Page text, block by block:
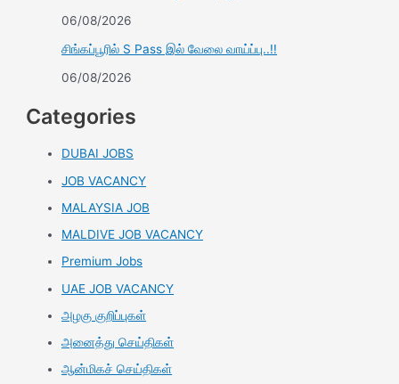
06/08/2026
சிங்கப்பூரில் S Pass இல் வேலை வாய்ப்பு..!!
06/08/2026
Categories
DUBAI JOBS
JOB VACANCY
MALAYSIA JOB
MALDIVE JOB VACANCY
Premium Jobs
UAE JOB VACANCY
அழகு குறிப்புகள்
அனைத்து செய்திகள்
ஆன்மிகச் செய்திகள்